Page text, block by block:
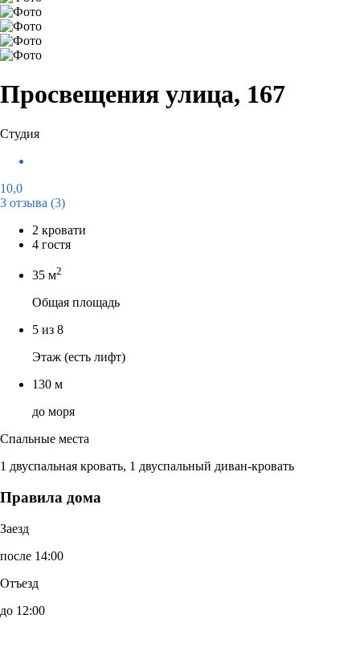
Просвещения улица, 167
Студия
10,0
3 отзыва (3)
2 кровати
4 гостя
35 м2
Общая площадь
5 из 8
Этаж (есть лифт)
130 м
до моря
Спальные места
1 двуспальная кровать, 1 двуспальный диван-кровать
Правила дома
Заезд
после 14:00
Отъезд
до 12:00